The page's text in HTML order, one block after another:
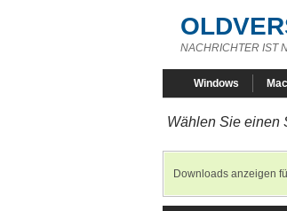
NACHRICHTER IST
Windows Mac
Wählen Sie einen
Downloads anzeigen